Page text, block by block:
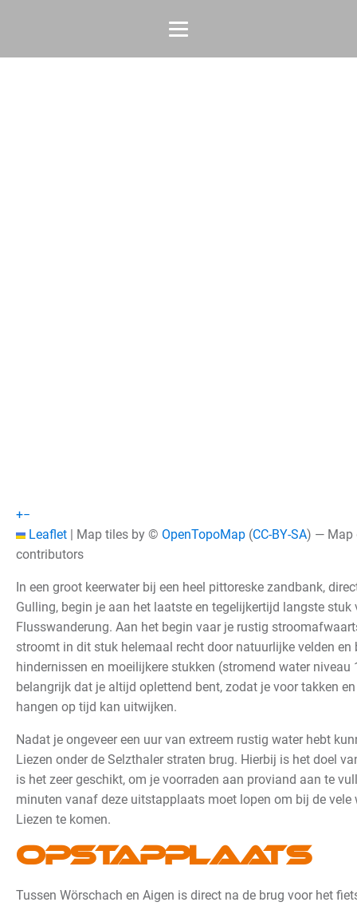
+−
Leaflet | Map tiles by © OpenTopoMap (CC-BY-SA) —
contributors
In een groot keerwater bij een heel pittoreske zandbank,
Gulling, begin je aan het laatste en tegelijkertijd langste stuk
Flusswanderung. Aan het begin vaar je rustig
stroomt in dit stuk helemaal recht door natuurlijke velden en
hindernissen en moeilijkere stukken (stromend water niveau
belangrijk dat je altijd oplettend bent, zodat je voor takken
hangen op tijd kan uitwijken.
Nadat je ongeveer een uur van extreem rustig water hebt
Liezen onder de Selzthaler straten brug. Hierbij is het doel
is het zeer geschikt, om je voorraden aan proviand aan te
minuten vanaf deze uitstapplaats moet lopen om bij de
Liezen te komen.
Opstapplaats
Tussen Wörschach en Aigen is direct na de brug voor het